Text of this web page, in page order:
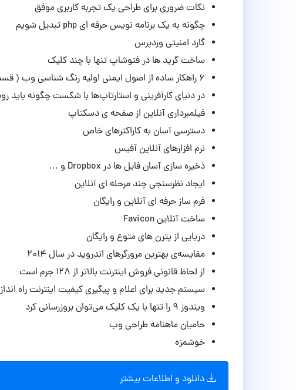
نکات ضروری برای طراحی یک تجربه کاربری موفق
چگونه به یک برنامه نویس حرفه ای php تبدیل شویم
گارد امنیتی وردپرس
ساخت گرید ها در فتوشاپ تنها با چند کلیک
۶ راهکار ساده از اصول ایمنی اولیه رنگ شناسی وب ( قسمت دوم )
در دنیای کارآفرینی و استارتاپ‌ها با شکست چگونه باید
فیلمبرداری آنلاین از صفحه ی دسکتاپ
دسترسی آسان به کاراکترهای خاص
نرم افزارهای آنلاین آفیس
ذخیره سازی آسان فایل ها در Dropbox و …
ایجاد نظرسنجی چند مرحله ای آنلاین
فرم ساز حرفه ای آنلاین و رایگان
ساخت آنلاین Favicon
دریایی از پترن های متوع و رایگان
مقایسه‌ی بهترین مرورگرهای اندروید در سال ۲۰۱۴
از لحاظ قانونی فروش اینترنت بالاتر از ۱۲۸ جرم است
سیستم جدید برای اعلام و پیگیری کیفیت اینترنت راه
ویندوز ۹ را تنها با یک کلیک می‌توان بروزرسانی کرد
حامیان ماهنامه طراحی وب
خوشمزه
دانلود و اطلاعات بیشتر